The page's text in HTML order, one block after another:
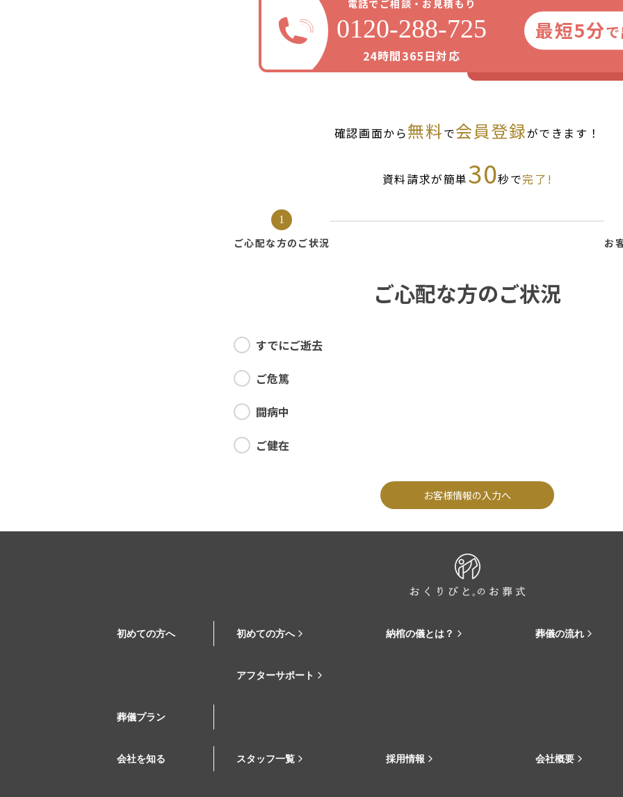
電話でご相談・お見積もり
0120-288-725
24時間365日対応
最短5分
確認画面から無料で会員登録ができます！
資料請求が簡単30秒で完了!
1
ご心配な方の ご状況 お
ご心配な方のご状況
すでにご逝去
ご危篤
闘病中
ご健在
お客様情報の入力へ
初めての方へ 初めての方へ 納棺の儀とは？ 葬儀の流れ
アフターサポート
葬儀プラン
会社を知る スタッフ一覧 採用情報 会社概要